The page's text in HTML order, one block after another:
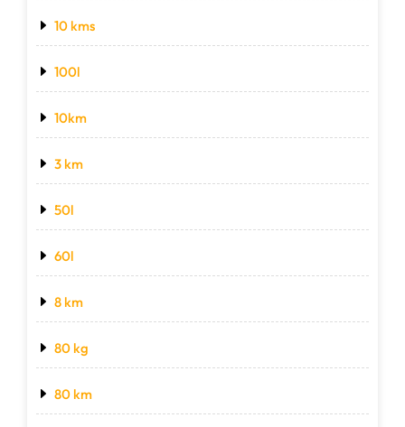
10 kms
100l
10km
3 km
50l
60l
8 km
80 kg
80 km